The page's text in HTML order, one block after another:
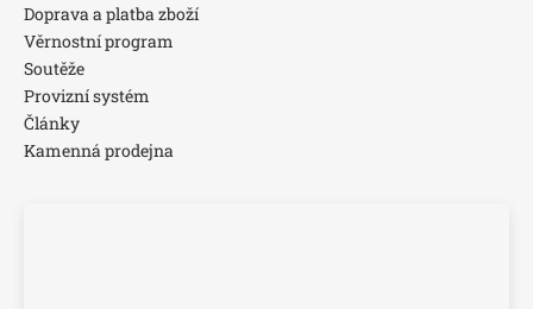
Doprava a platba zboží
Věrnostní program
Soutěže
Provizní systém
Články
Kamenná prodejna